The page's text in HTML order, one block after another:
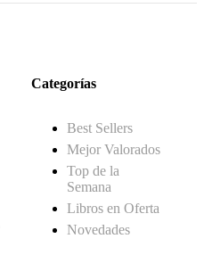
Categorías
Best Sellers
Mejor Valorados
Top de la
Semana
Libros en Oferta
Novedades